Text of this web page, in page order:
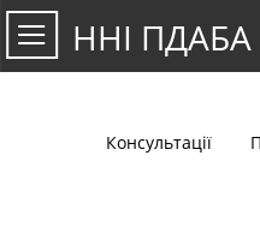
ННІ ПДАБА
Консультації